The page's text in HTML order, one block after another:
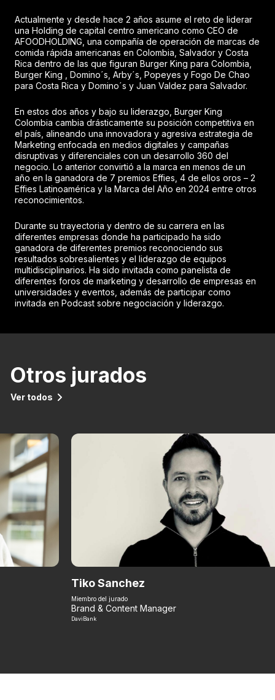
Actualmente y desde hace 2 años asume el reto de liderar
una Holding de capital centro americano como CEO de
AFOODHOLDING, una compañía de operación de marcas de
comida rápida americanas en Colombia, Salvador y Costa
Rica dentro de las que figuran Burger King para Colombia,
Burger King , Domino´s, Arby´s, Popeyes y Fogo De Chao
para Costa Rica y Domino´s y Juan Valdez para Salvador.
En estos dos años y bajo su liderazgo, Burger King
Colombia cambia drásticamente su posición competitiva en
el país, alineando una innovadora y agresiva estrategia de
Marketing enfocada en medios digitales y campañas
disruptivas y diferenciales con un desarrollo 360 del
negocio. Lo anterior convirtió a la marca en menos de un
año en la ganadora de 7 premios Effies, 4 de ellos oros – 2
Effies Latinoamérica y la Marca del Año en 2024 entre otros
reconocimientos.
Durante su trayectoria y dentro de su carrera en las
diferentes empresas donde ha participado ha sido
ganadora de diferentes premios reconociendo sus
resultados sobresalientes y el liderazgo de equipos
multidisciplinarios. Ha sido invitada como panelista de
diferentes foros de marketing y desarrollo de empresas en
universidades y eventos, además de participar como
invitada en Podcast sobre negociación y liderazgo.
Otros jurados
Ver todos
Tiko Sanchez
Miembro del jurado
Brand & Content Manager
DaviBank